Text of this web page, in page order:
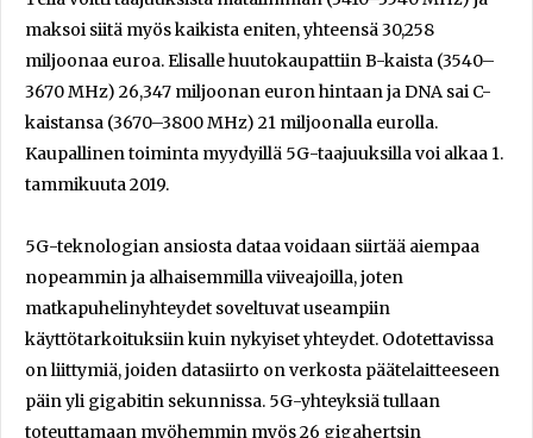
maksoi siitä myös kaikista eniten, yhteensä 30,258
miljoonaa euroa. Elisalle huutokaupattiin B-kaista (3540–
3670 MHz) 26,347 miljoonan euron hintaan ja DNA sai C-
kaistansa (3670–3800 MHz) 21 miljoonalla eurolla.
Kaupallinen toiminta myydyillä 5G-taajuuksilla voi alkaa 1.
tammikuuta 2019.
5G-teknologian ansiosta dataa voidaan siirtää aiempaa
nopeammin ja alhaisemmilla viiveajoilla, joten
matkapuhelinyhteydet soveltuvat useampiin
käyttötarkoituksiin kuin nykyiset yhteydet. Odotettavissa
on liittymiä, joiden datasiirto on verkosta päätelaitteeseen
päin yli gigabitin sekunnissa. 5G-yhteyksiä tullaan
toteuttamaan myöhemmin myös 26 gigahertsin